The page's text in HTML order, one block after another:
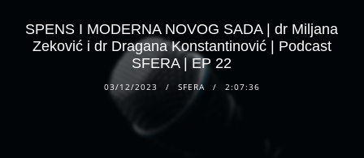
SPENS I MODERNA NOVOG SADA | dr Miljana
Zeković i dr Dragana Konstantinović | Podcast
SFERA | EP 22
03/12/2023 SFERA 2:07:36